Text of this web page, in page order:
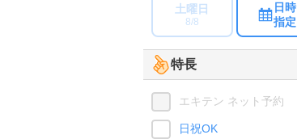
土曜日
8/8
日時
指定
特長
エキテン ネット予約
日祝OK